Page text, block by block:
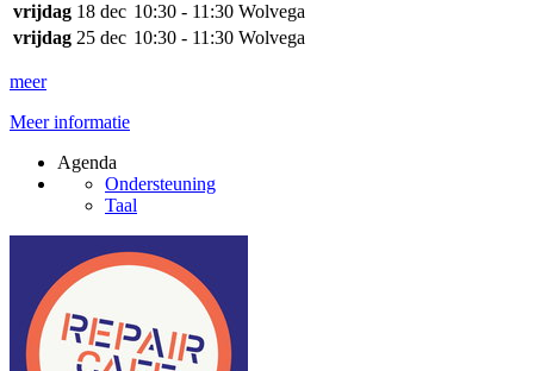
vrijdag 18 dec 10:30 - 11:30 Wolvega
vrijdag 25 dec 10:30 - 11:30 Wolvega
meer
Meer informatie
Agenda
Ondersteuning
Taal